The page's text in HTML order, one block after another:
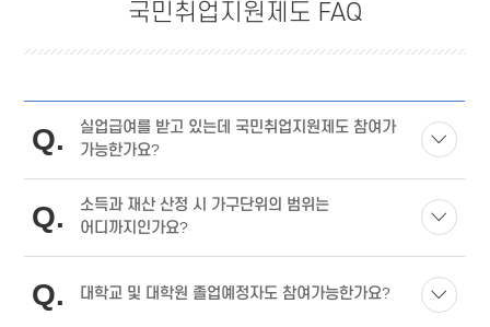
국민취업지원제도 FAQ
Q
실업급여를 받고 있는데 국민취업지원제도 참여가
가능한가요?
Q
소득과 재산 산정 시 가구단위의 범위는
어디까지인가요?
Q 대학교 및 대학원 졸업예정자도 참여가능한가요?